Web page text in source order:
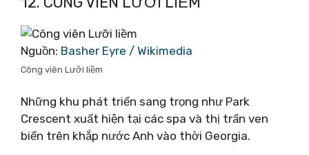
Nguồn: Basher Eyre / Wikimedia
Công viên Lưỡi liềm
Những khu phát triển sang trọng như Park
Crescent xuất hiện tại các spa và thị trấn ven
biển trên khắp nước Anh vào thời Georgia.